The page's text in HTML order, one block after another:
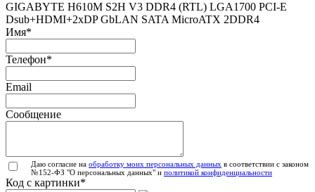
GIGABYTE H610M S2H V3 DDR4 (RTL) LGA1700 PCI-E
Dsub+HDMI+2xDP GbLAN SATA MicroATX 2DDR4
Имя*
Телефон*
Email
Сообщение
Даю согласие на обработку моих персональных данных в соответствии с законом
№152-ФЗ "О персональных данных" и политикой конфиденциальности
Код с картинки*